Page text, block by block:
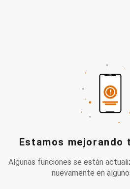
Estamos mejorando
Algunas funciones se están
nuevamente en